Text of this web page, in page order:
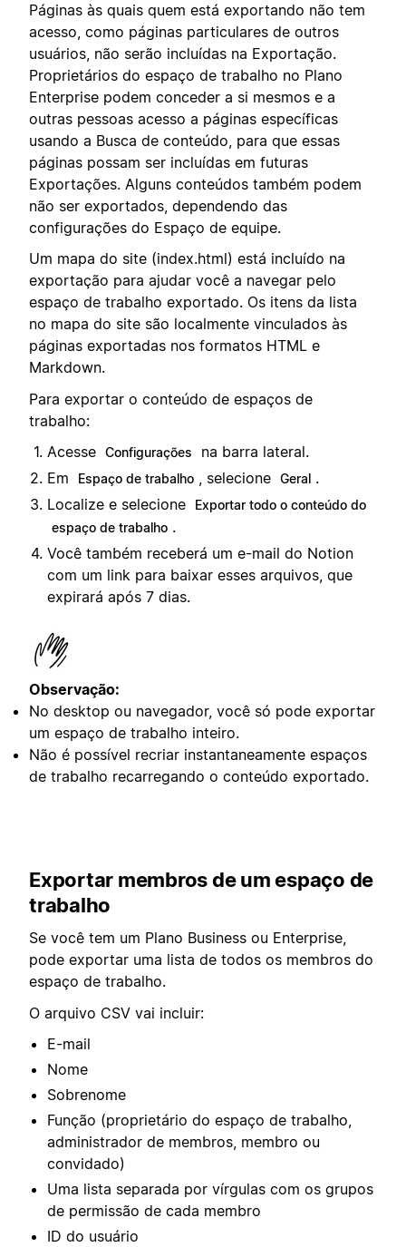
Páginas às quais quem está exportando não tem
acesso, como páginas particulares de outros
usuários, não serão incluídas na Exportação.
Proprietários do espaço de trabalho no Plano
Enterprise podem conceder a si mesmos e a
outras pessoas acesso a páginas específicas
usando a Busca de conteúdo, para que essas
páginas possam ser incluídas em futuras
Exportações. Alguns conteúdos também podem
não ser exportados, dependendo das
configurações do Espaço de equipe.
Um mapa do site (index.html) está incluído na
exportação para ajudar você a navegar pelo
espaço de trabalho exportado. Os itens da lista
no mapa do site são localmente vinculados às
páginas exportadas nos formatos HTML e
Markdown.
Para exportar o conteúdo de espaços de
trabalho:
Acesse Configurações
na barra lateral.
Em
Espaço de trabalho , selecione Geral .
Localize e selecione
Exportar todo o conteúdo do
espaço de trabalho .
Você também receberá um e-mail do Notion
com um link para baixar esses arquivos, que
expirará após 7 dias.
Observação:
No desktop ou navegador, você só pode exportar
um espaço de trabalho inteiro.
Não é possível recriar instantaneamente espaços
de trabalho recarregando o conteúdo exportado.
Exportar membros de um espaço de
trabalho
Se você tem um Plano Business ou Enterprise,
pode exportar uma lista de todos os membros do
espaço de trabalho.
O arquivo CSV vai incluir:
E-mail
Nome
Sobrenome
Função (proprietário do espaço de trabalho,
administrador de membros, membro ou
convidado)
Uma lista separada por vírgulas com os grupos
de permissão de cada membro
ID do usuário